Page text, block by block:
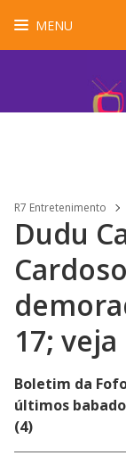
MENU
R7 Entretenimento
Dudu
17;
Boletim da
últimos
(4)